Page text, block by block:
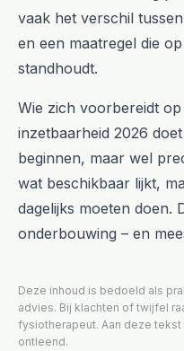
vaak het verschil
en een maatregel die
standhoudt.
Wie zich voorbereidt
inzetbaarheid 2026
beginnen, maar wel
wat beschikbaar lijkt,
dagelijks moeten doen.
onderbouwing – en
Deze inhoud is bedoeld als
advies. Bij klachten of twijfel
fysiotherapeut. Aan deze
ontleend.